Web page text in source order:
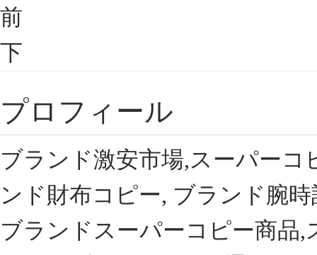
前
下
プロフィール
ブランド激安市場,スーパー
ンド財布コピー, ブランド腕
ブランドスーパーコピー商品